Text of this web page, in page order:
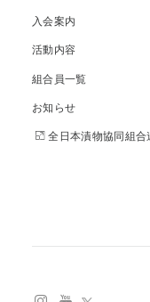
入会案内
活動内容
組合員一覧
お知らせ
全日本漬物協同組